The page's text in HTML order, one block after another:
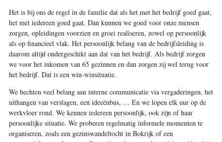
Het is bij ons de regel in de familie dat als het met het bedrijf goed gaat,
het met iedereen goed gaat. Dan kunnen we goed voor onze mensen
zorgen, opleidingen voorzien en groei realiseren, zowel op persoonlijk
als op financieel vlak. Het persoonlijk belang van de bedrijfsleiding is
daarom altijd ondergeschikt aan dat van het bedrijf. Als bedrijf ­zorgen
we voor het inkomen van 65 gezinnen en dan zorgen zij wel terug voor
het bedrijf. Dat is een win-winsituatie.
We hechten veel belang aan interne communicatie via vergaderingen, het
uithangen van verslagen, een ideeënbus, … En we lopen elk uur op de
werkvloer rond. We kennen iedereen ­persoonlijk, ook zijn of haar
persoonlijke situatie. We proberen regelmatig informele momenten te
organiseren, zoals een gezinswandeltocht in Bokrijk of een